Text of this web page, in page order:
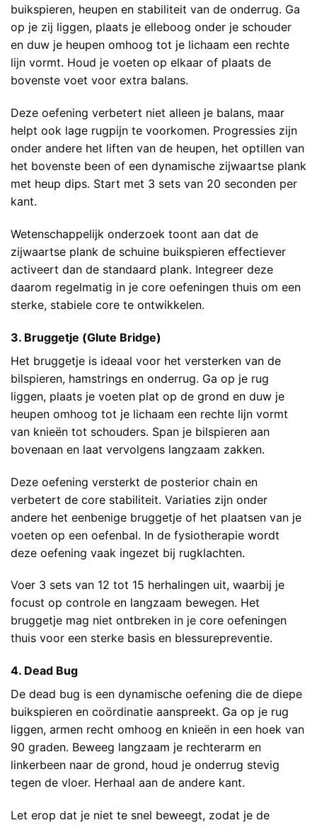
buikspieren, heupen en stabiliteit van de onderrug. Ga
op je zij liggen, plaats je elleboog onder je schouder
en duw je heupen omhoog tot je lichaam een rechte
lijn vormt. Houd je voeten op elkaar of plaats de
bovenste voet voor extra balans.
Deze oefening verbetert niet alleen je balans, maar
helpt ook lage rugpijn te voorkomen. Progressies zijn
onder andere het liften van de heupen, het optillen van
het bovenste been of een dynamische zijwaartse plank
met heup dips. Start met 3 sets van 20 seconden per
kant.
Wetenschappelijk onderzoek toont aan dat de
zijwaartse plank de schuine buikspieren effectiever
activeert dan de standaard plank. Integreer deze
daarom regelmatig in je core oefeningen thuis om een
sterke, stabiele core te ontwikkelen.
3. Bruggetje (Glute Bridge)
Het bruggetje is ideaal voor het versterken van de
bilspieren, hamstrings en onderrug. Ga op je rug
liggen, plaats je voeten plat op de grond en duw je
heupen omhoog tot je lichaam een rechte lijn vormt
van knieën tot schouders. Span je bilspieren aan
bovenaan en laat vervolgens langzaam zakken.
Deze oefening versterkt de posterior chain en
verbetert de core stabiliteit. Variaties zijn onder
andere het eenbenige bruggetje of het plaatsen van je
voeten op een oefenbal. In de fysiotherapie wordt
deze oefening vaak ingezet bij rugklachten.
Voer 3 sets van 12 tot 15 herhalingen uit, waarbij je
focust op controle en langzaam bewegen. Het
bruggetje mag niet ontbreken in je core oefeningen
thuis voor een sterke basis en blessurepreventie.
4. Dead Bug
De dead bug is een dynamische oefening die de diepe
buikspieren en coördinatie aanspreekt. Ga op je rug
liggen, armen recht omhoog en knieën in een hoek van
90 graden. Beweeg langzaam je rechterarm en
linkerbeen naar de grond, houd je onderrug stevig
tegen de vloer. Herhaal aan de andere kant.
Let erop dat je niet te snel beweegt, zodat je de